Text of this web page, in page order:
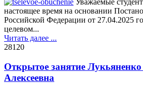
Уважаемые
настоящее время на основании
Российской Федерации от 27.04.2025
целевом...
Читать далее ...
28120
Открытое занятие
Алексеевна